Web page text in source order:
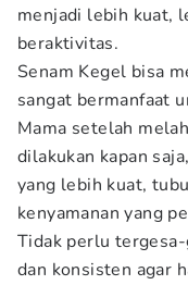
menjadi lebih kuat,
beraktivitas.
Senam Kegel bisa
sangat bermanfaat
Mama setelah
dilakukan kapan
yang lebih kuat,
kenyamanan yang
Tidak perlu
dan konsisten agar